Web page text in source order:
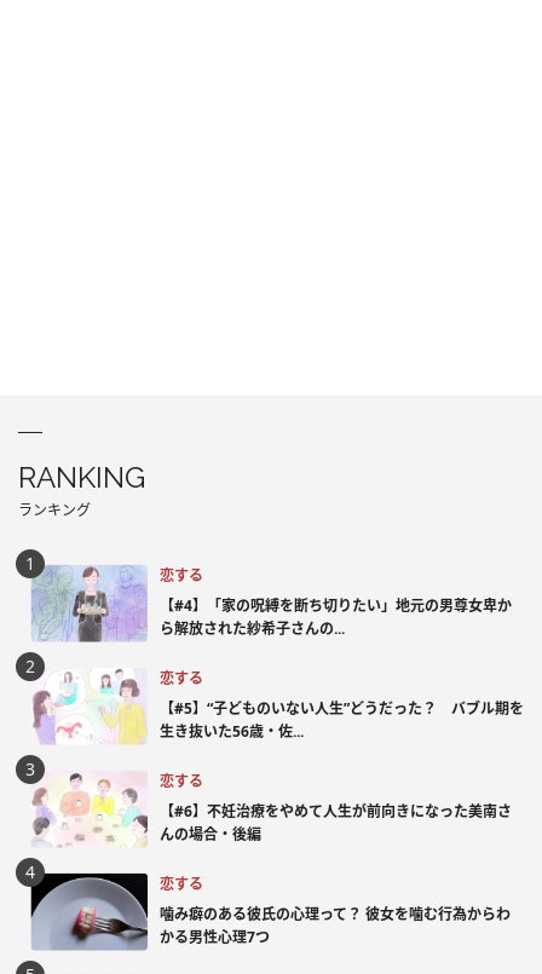
RANKING
ランキング
恋する
【#4】「家の呪縛を断ち切りたい」地元の男尊女卑か
ら解放された紗希子さんの...
恋する
【#5】“子どものいない人生”どうだった？ バブル期を
生き抜いた56歳・佐...
恋する
【#6】不妊治療をやめて人生が前向きになった美南さ
んの場合・後編
恋する
噛み癖のある彼氏の心理って？ 彼女を噛む行為からわ
かる男性心理7つ